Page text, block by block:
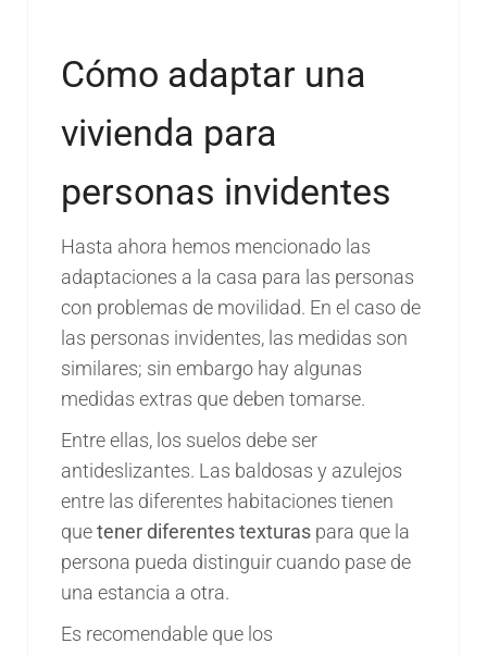
Cómo adaptar una
vivienda para
personas invidentes
Hasta ahora hemos mencionado las
adaptaciones a la casa para las personas
con problemas de movilidad. En el caso de
las personas invidentes, las medidas son
similares; sin embargo hay algunas
medidas extras que deben tomarse.
Entre ellas, los suelos debe ser
antideslizantes. Las baldosas y azulejos
entre las diferentes habitaciones tienen
quetener diferentes texturas para que la
persona pueda distinguir cuando pase de
una estancia a otra.
Es recomendable que los